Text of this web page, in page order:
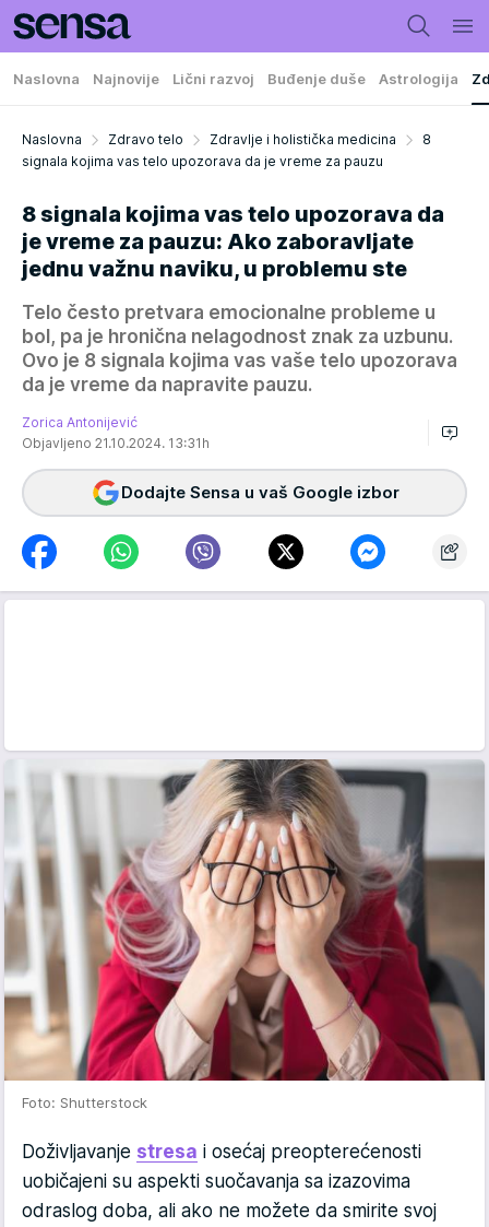
Naslovna Najnovije Lični razvoj Buđenje duše Astrologija
Naslovna Zdravo telo Zdravlje i holistička medicina
8
signala kojima vas telo upozorava da je vreme za pauzu
8 signala kojima vas telo upozorava da
je vreme za pauzu: Ako zaboravljate
jednu važnu naviku, u problemu ste
Telo često pretvara emocionalne probleme u
bol, pa je hronična nelagodnost znak za uzbunu.
Ovo je 8 signala kojima vas vaše telo upozorava
da je vreme da napravite pauzu.
Zorica Antonijević
Objavljeno 21.10.2024. 13:31h
Dodajte Sensa u vaš Google izbor
Foto: Shutterstock
Doživljavanje stresa i osećaj preopterećenosti
uobičajeni su aspekti suočavanja sa izazovima
odraslog doba, ali ako ne možete da smirite svoj